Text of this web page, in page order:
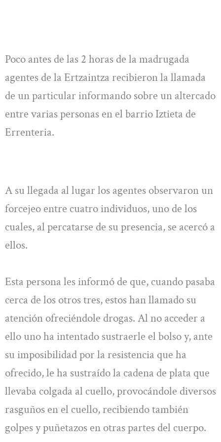
Poco antes de las 2 horas de la madrugada
agentes de la Ertzaintza recibieron la llamada
de un particular informando sobre un altercado
entre varias personas en el barrio Iztieta de
Errenteria.
A su llegada al lugar los agentes observaron un
forcejeo entre cuatro individuos, uno de los
cuales, al percatarse de su presencia, se acercó a
ellos.
Esta persona les informó de que, cuando pasaba
cerca de los otros tres, estos han llamado su
atención ofreciéndole drogas. Al no acceder a
ello uno ha intentado sustraerle el bolso y, ante
su imposibilidad por la resistencia que ha
ofrecido, le ha sustraído la cadena de plata que
llevaba colgada al cuello, provocándole diversos
rasguños en el cuello, recibiendo también
golpes y puñetazos en otras partes del cuerpo.